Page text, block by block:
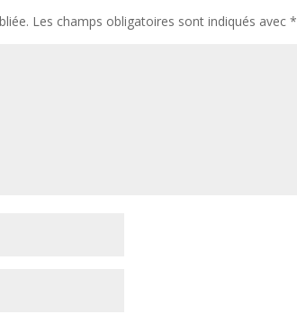
Les champs obligatoires sont indiqués avec*